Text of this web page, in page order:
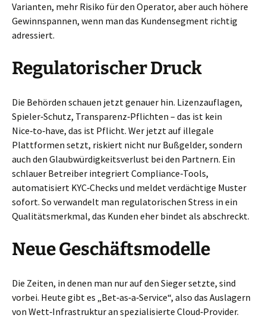
Varianten, mehr Risiko für den Operator, aber auch höhere
Gewinnspannen, wenn man das Kundensegment richtig
adressiert.
Regulatorischer Druck
Die Behörden schauen jetzt genauer hin. Lizenzauflagen,
Spieler‑Schutz, Transparenz‑Pflichten – das ist kein
Nice‑to‑have, das ist Pflicht. Wer jetzt auf illegale
Plattformen setzt, riskiert nicht nur Bußgelder, sondern
auch den Glaubwürdigkeitsverlust bei den Partnern. Ein
schlauer Betreiber integriert Compliance-Tools,
automatisiert KYC‑Checks und meldet verdächtige Muster
sofort. So verwandelt man regulatorischen Stress in ein
Qualitätsmerkmal, das Kunden eher bindet als abschreckt.
Neue Geschäftsmodelle
Die Zeiten, in denen man nur auf den Sieger setzte, sind
vorbei. Heute gibt es „Bet‑as‑a‑Service“, also das Auslagern
von Wett‑Infrastruktur an spezialisierte Cloud‑Provider.